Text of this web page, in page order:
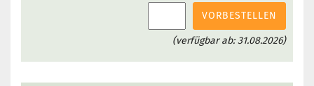
VORBESTELLEN
(verfügbar ab: 31.08.2026)